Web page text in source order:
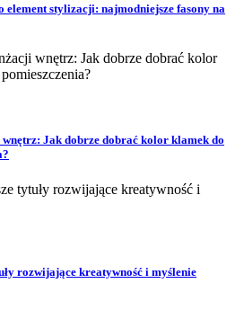
element stylizacji: najmodniejsze fasony na
Jak dobrze dobrać kolor klamek do
rozwijające kreatywność i myślenie